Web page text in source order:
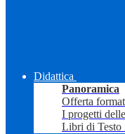
Didattica
Panoramica
Offerta
I progetti
Libri di Testo